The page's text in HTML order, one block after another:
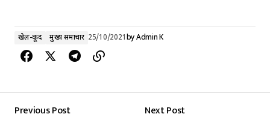
खेल-कूद मुख्य समाचार 25/10/2021byAdmin K
Previous Post
Next Post